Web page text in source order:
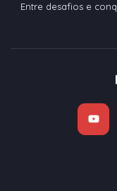
Entre desafios e